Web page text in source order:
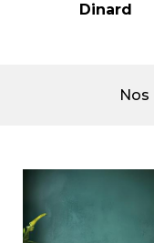
Dinard